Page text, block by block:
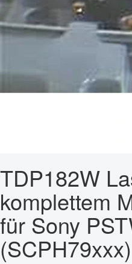
TDP182W
komplettem
für Sony
(SCPH79xxx)